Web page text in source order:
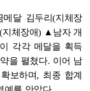
달 김두리(지체장
체장애) ▲남자 개
각각 메달을 획득
을 펼쳤다. 이어 남
보하며, 최종 합계